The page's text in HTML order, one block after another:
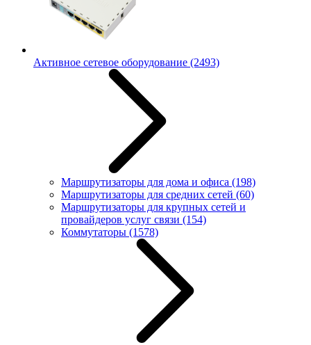
Активное сетевое оборудование (2493)
Маршрутизаторы для дома и офиса (198)
Маршрутизаторы для средних сетей (60)
Маршрутизаторы для крупных сетей и
провайдеров услуг связи (154)
Коммутаторы (1578)